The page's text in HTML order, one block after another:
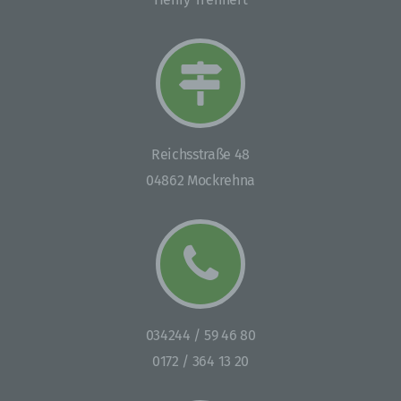
Reichsstraße 48
04862 Mockrehna
034244 / 59 46 80
0172 / 364 13 20
wird. Ein weiteres Beispiel ist das Cookie eines
Warenkorbes im Online-Shop. Der Online-Shop
merkt sich die Artikel, die ein Kunde in den
virtuellen Warenkorb gelegt hat, über ein Cookie.
Cookies durch unsere Internetseite jederzeit
mittels einer entsprechenden Einstellung des
genutzten Internetbrowsers verhindern und damit
widersprechen. Ferner können bereits gesetzte
Cookies jederzeit über einen Internetbrowser oder
andere Softwareprogramme gelöscht werden. Dies
ist in allen gängigen Internetbrowsern möglich.
Deaktiviert die betroffene Person die Setzung von
unter Umständen nicht alle Funktionen unserer